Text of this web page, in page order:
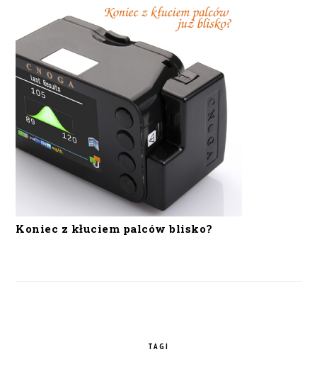
Koniec z kłuciem palców blisko?
TAGI